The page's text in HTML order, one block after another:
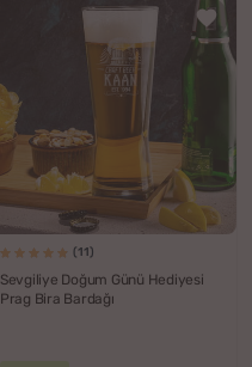
(11)
Sevgiliye Doğum Günü Hediyesi
Prag Bira Bardağı